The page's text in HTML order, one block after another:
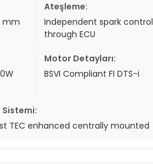
mm
Ateşleme:
Independent spark control
through ECU
Motor Detayları:
BSVI Compliant FI DTS-i
Sistemi:
TEC enhanced centrally mounted